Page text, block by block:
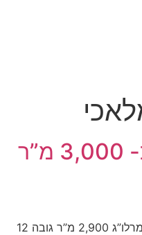
להשכרה מרלו”ג כ- 3,000 מ”ר
להשכרה באיזור התעשיה עד הלום מרלו”ג 2,900 מ”ר גובה 12